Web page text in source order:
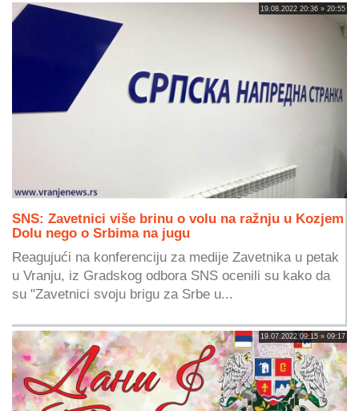
19.08.2022 20:36 » 20:55
SNS: Zavetnici više brinu o volu na ražnju u Kozjem
Dolu nego o Srbima na jugu
Reagujući na konferenciju za medije Zavetnika u petak
u Vranju, iz Gradskog odbora SNS ocenili su kako da
su "Zavetnici svoju brigu za Srbe u...
19.07.2022 09:15 » 09:17